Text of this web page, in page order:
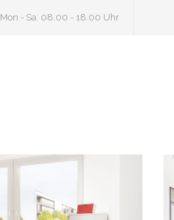
Mon - Sa: 08.00 - 18.00 Uhr